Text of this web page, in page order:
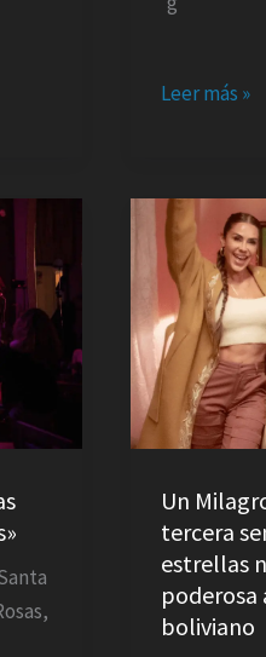
Leer más »
Un
tercera
estrellas
boliviano
Un
Milagro
de
Navidad
en
La
Paz
entra
su
tercera
semana
de